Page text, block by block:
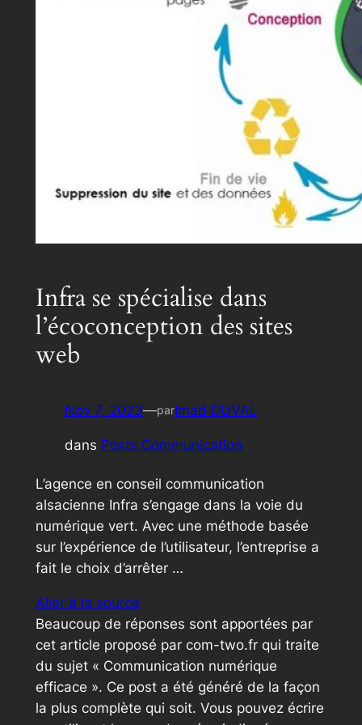
Infra se spécialise dans
l’écoconception des sites
web
Nov 7, 2023—parImad DUVAL
dans Posts Communication
L’agence en conseil communication
alsacienne Infra s’engage dans la voie du
numérique vert. Avec une méthode basée
sur l’expérience de l’utilisateur, l’entreprise a
fait le choix d’arrêter …
Aller à la source
Beaucoup de réponses sont apportées par
cet article proposé par com-two.fr qui traite
du sujet « Communication numérique
efficace ». Ce post a été généré de la façon
la plus complète qui soit. Vous pouvez écrire